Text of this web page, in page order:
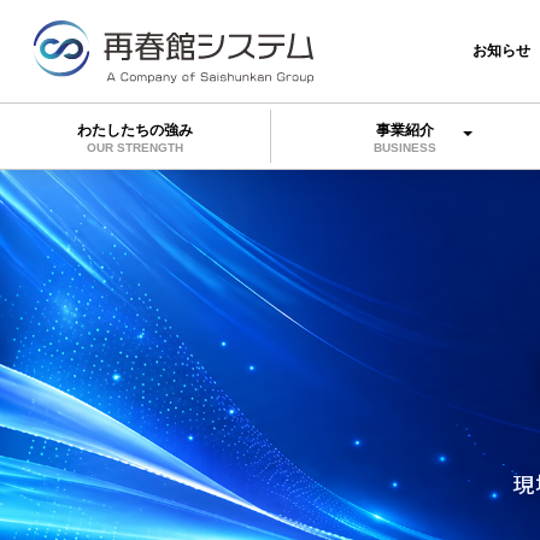
お知らせ
わたしたちの強み
OUR STRENGTH
事業紹介
BUSINESS